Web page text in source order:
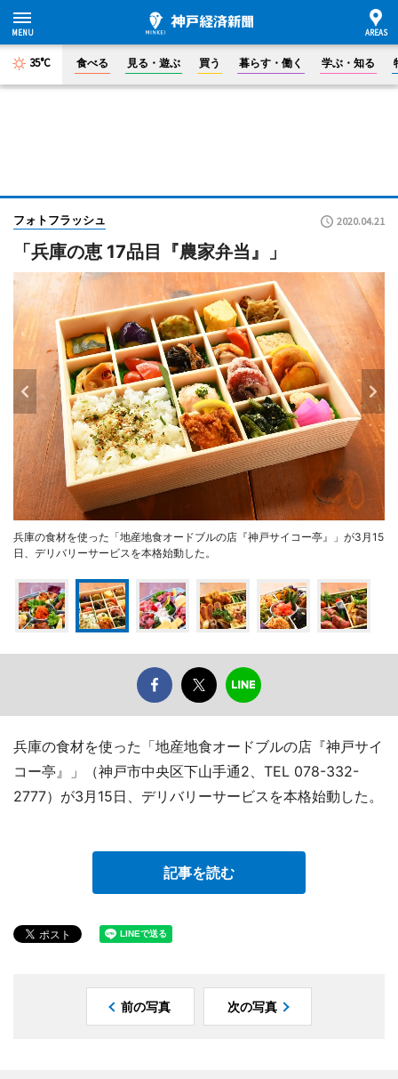
35°C 食べる 見る・遊ぶ 買う 暮らす・働く 学ぶ・知る
フォトフラッシュ 2020.04.21
「兵庫の恵 17品目『農家弁当』」
兵庫の食材を使った「地産地食オードブルの店『神戸サイコー亭』」が3月15
日、デリバリーサービスを本格始動した。
兵庫の食材を使った「地産地食オードブルの店『神戸サイ
コー亭』」（神戸市中央区下山手通2、TEL 078-332-
2777）が3月15日、デリバリーサービスを本格始動した。
記事を読む
前の写真 次の写真